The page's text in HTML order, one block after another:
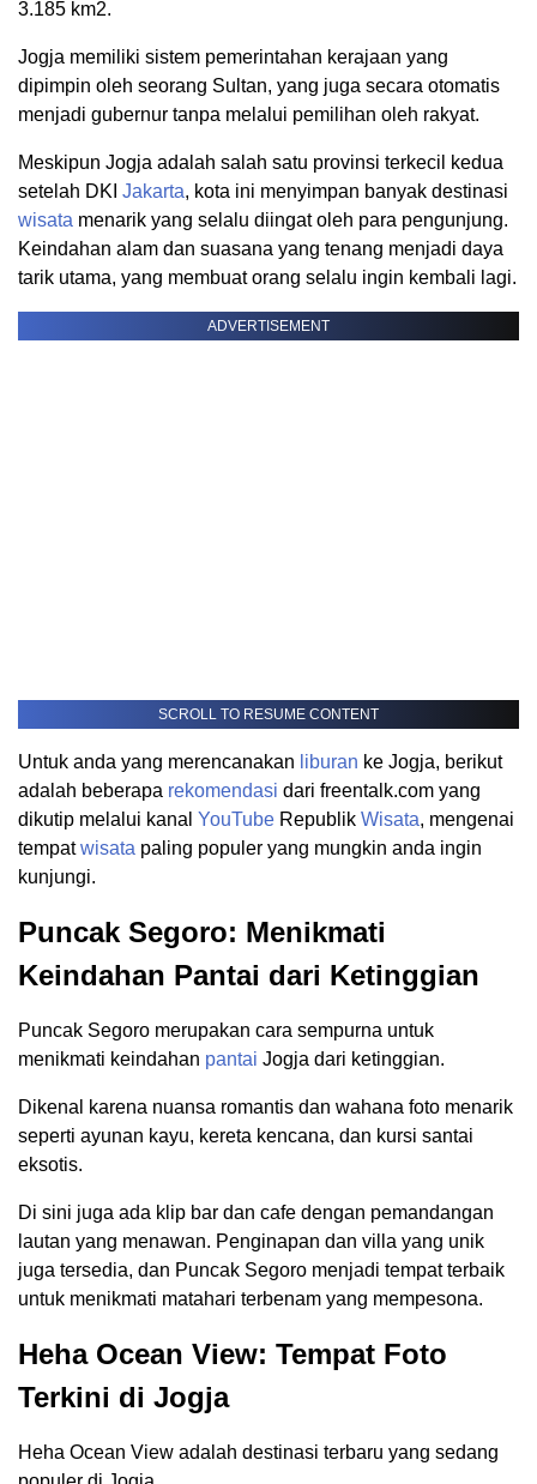
3.185 km2.
Jogja memiliki sistem pemerintahan kerajaan yang
dipimpin oleh seorang Sultan, yang juga secara otomatis
menjadi gubernur tanpa melalui pemilihan oleh rakyat.
Meskipun Jogja adalah salah satu provinsi terkecil kedua
setelah DKI Jakarta, kota ini menyimpan banyak destinasi
wisata menarik yang selalu diingat oleh para pengunjung.
Keindahan alam dan suasana yang tenang menjadi daya
tarik utama, yang membuat orang selalu ingin kembali lagi.
ADVERTISEMENT
SCROLL TO RESUME CONTENT
Untuk anda yang merencanakan liburan ke Jogja, berikut
adalah beberapa rekomendasi dari freentalk.com yang
dikutip melalui kanal YouTube Republik Wisata, mengenai
tempatwisata paling populer yang mungkin anda ingin
kunjungi.
Puncak Segoro: Menikmati
Keindahan Pantai dari Ketinggian
Puncak Segoro merupakan cara sempurna untuk
menikmati keindahan pantai Jogja dari ketinggian.
Dikenal karena nuansa romantis dan wahana foto menarik
seperti ayunan kayu, kereta kencana, dan kursi santai
eksotis.
Di sini juga ada klip bar dan cafe dengan pemandangan
lautan yang menawan. Penginapan dan villa yang unik
juga tersedia, dan Puncak Segoro menjadi tempat terbaik
untuk menikmati matahari terbenam yang mempesona.
Heha Ocean View: Tempat Foto
Terkini di Jogja
Heha Ocean View adalah destinasi terbaru yang sedang